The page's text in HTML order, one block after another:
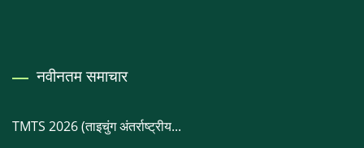
नवीनतम समाचार
TMTS 2026 (ताइचुंग अंतर्राष्ट्रीय...